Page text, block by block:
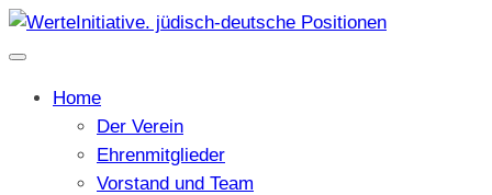
Home
Der Verein
Ehrenmitglieder
Vorstand und Team